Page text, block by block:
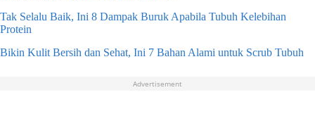
Tak Selalu Baik, Ini 8 Dampak Buruk Apabila Tubuh Kelebihan
Protein
Bikin Kulit Bersih dan Sehat, Ini 7 Bahan Alami untuk Scrub Tubuh
Advertisement